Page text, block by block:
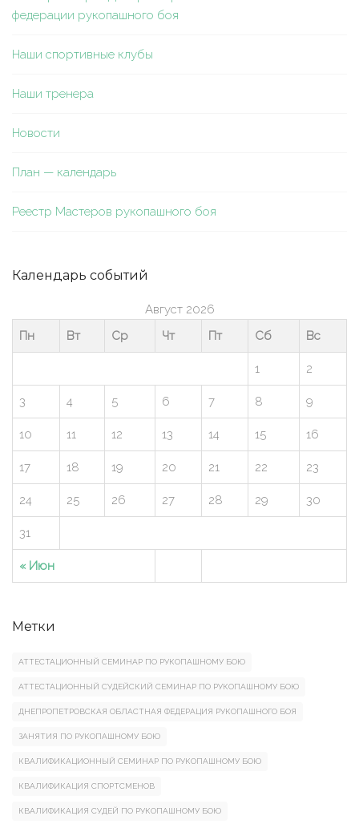
федерации рукопашного боя
Наши спортивные клубы
Наши тренера
Новости
План — календарь
Реестр Мастеров рукопашного боя
Календарь событий
Август 2026
Пн
Вт Ср Чт Пт Сб Вс
« Июн
1 2
3 4 5 6 7 8 9
10 11 12 13 14 15 16
17 18 19 20 21 22 23
24 25 26 27 28 29 30
31
Метки
АТТЕСТАЦИОННЫЙ СЕМИНАР ПО РУКОПАШНОМУ БОЮ
АТТЕСТАЦИОННЫЙ СУДЕЙСКИЙ СЕМИНАР ПО РУКОПАШНОМУ БОЮ
ДНЕПРОПЕТРОВСКАЯ ОБЛАСТНАЯ ФЕДЕРАЦИЯ РУКОПАШНОГО БОЯ
ЗАНЯТИЯ ПО РУКОПАШНОМУ БОЮ
КВАЛИФИКАЦИОННЫЙ СЕМИНАР ПО РУКОПАШНОМУ БОЮ
КВАЛИФИКАЦИЯ СПОРТСМЕНОВ
КВАЛИФИКАЦИЯ СУДЕЙ ПО РУКОПАШНОМУ БОЮ